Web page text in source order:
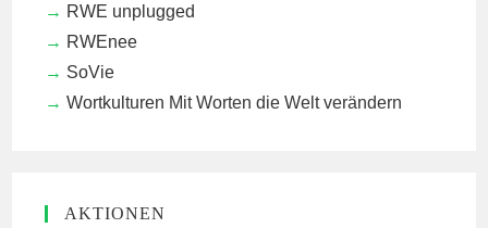
RWE unplugged
RWEnee
SoVie
Wortkulturen Mit Worten die Welt verändern
AKTIONEN